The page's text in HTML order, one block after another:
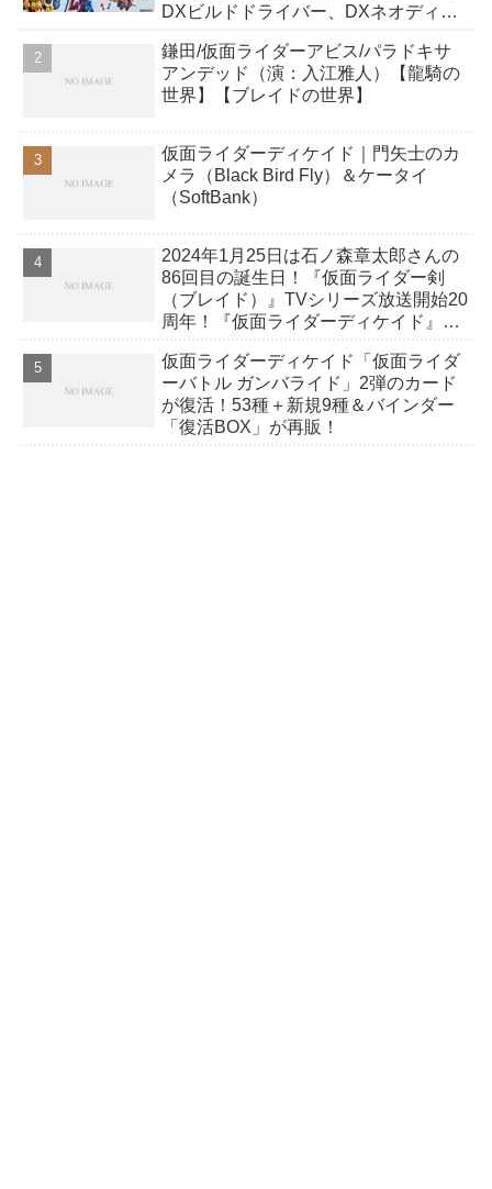
DXビルドドライバー、DXネオディケ
か12点！
鎌田/仮面ライダーアビス/パラドキサ
アンデッド（演：入江雅人）【龍騎の
世界】【ブレイドの世界】
仮面ライダーディケイド｜門矢士のカ
メラ（Black Bird Fly）＆ケータイ
（SoftBank）
2024年1月25日は石ノ森章太郎さんの
86回目の誕生日！『仮面ライダー剣
（ブレイド）』TVシリーズ放送開始20
周年！『仮面ライダーディケイド』15
仮面ライダーディケイド「仮面ライダ
ーバトル ガンバライド」2弾のカード
が復活！53種＋新規9種＆バインダー
「復活BOX」が再販！